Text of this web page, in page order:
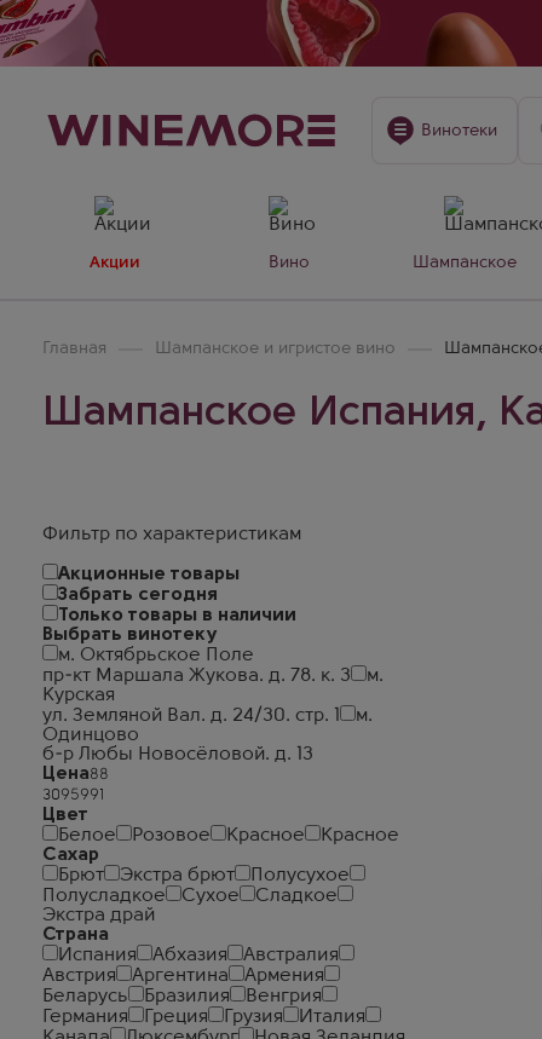
Винотеки
Акции Вино Шампанское
Главная Шампанское и игристое вино
Шампанское Испания,
Фильтр по характеристикам
Акционные товары
Забрать сегодня
Только товары в наличии
Выбрать винотеку
м. Октябрьское Поле
пр-кт Маршала Жукова. д. 78. к. 3
м.
Курская
ул. Земляной Вал. д. 24/30. стр. 1
м.
Одинцово
б-р Любы Новосёловой. д. 13
Цена
Цвет
Белое
Розовое Красное
Красное
Сахар
Брют
Экстра брют
Полусухое
Полусладкое
Сухое
Сладкое
Экстра драй
Страна
Испания
Абхазия
Австралия
Австрия
Аргентина
Армения
Беларусь
Бразилия
Венгрия
Германия
Греция Грузия
Италия